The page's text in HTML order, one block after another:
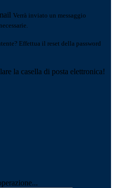
Verrà inviato un messaggio
Effettua il reset della password
la casella di posta elettronica!